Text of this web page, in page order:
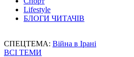
Lifestyle
БЛОГИ ЧИТАЧІВ
СПЕЦТЕМА: Війна в Ірані
ВСІ ТЕМИ